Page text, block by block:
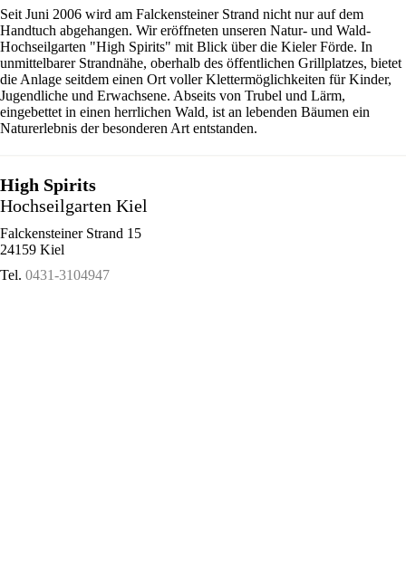
Seit Juni 2006 wird am Falckensteiner Strand nicht nur auf dem
Handtuch abgehangen. Wir eröffneten unseren Natur- und Wald-
Hochseilgarten "High Spirits" mit Blick über die Kieler Förde. In
unmittelbarer Strandnähe, oberhalb des öffentlichen Grillplatzes, bietet
die Anlage seitdem einen Ort voller Klettermöglichkeiten für Kinder,
Jugendliche und Erwachsene. Abseits von Trubel und Lärm,
eingebettet in einen herrlichen Wald, ist an lebenden Bäumen ein
Naturerlebnis der besonderen Art entstanden.
High Spirits
Hochseilgarten Kiel
Falckensteiner Strand 15
24159 Kiel
Tel. 0431-3104947